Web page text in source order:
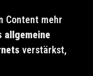
Content mehr
allgemeine
verstärkst,